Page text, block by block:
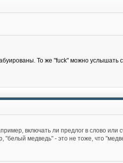
То же "fuck" можно услышать с
включать ли предлог в слово или
"белый медведь" - это не тоже, что